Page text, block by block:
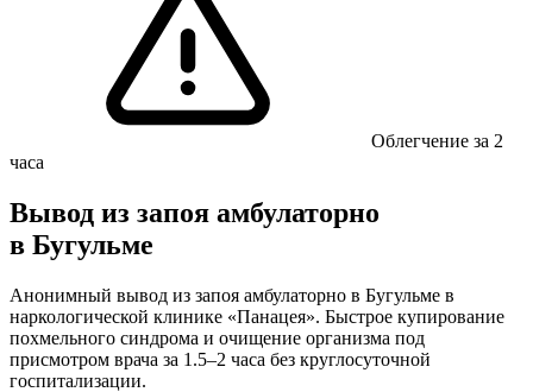
Облегчение за 2
часа
Вывод из запоя амбулаторно
в Бугульме
Анонимный вывод из запоя амбулаторно в Бугульме в
наркологической клинике «Панацея». Быстрое купирование
похмельного синдрома и очищение организма под
присмотром врача за 1.5–2 часа без круглосуточной
госпитализации.